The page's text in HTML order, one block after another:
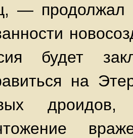
— продолжал
будет
на
дроидов,